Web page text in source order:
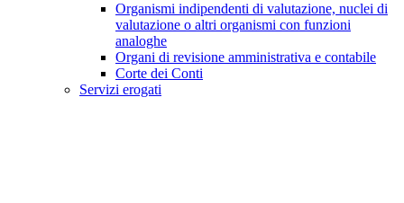
Organismi indipendenti di valutazione, nuclei di
valutazione o altri organismi con funzioni
analoghe
Organi di revisione amministrativa e contabile
Corte dei Conti
Servizi erogati